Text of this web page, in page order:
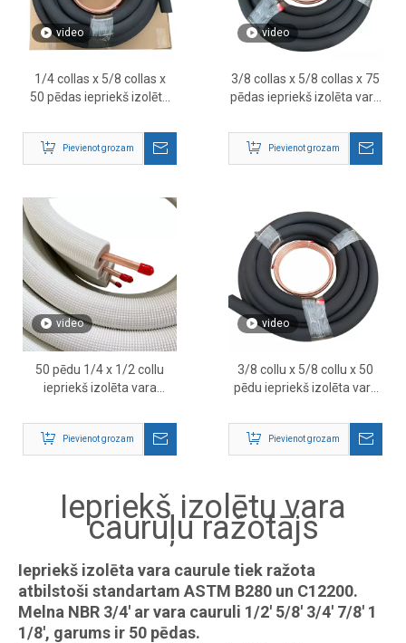
video
1/4 collas x 5/8 collas x
50 pēdas iepriekš izolēta
Pievienot grozam
video
3/8 collas x 5/8 collas x 75
pēdas iepriekš izolēta vara
Pievienot grozam
video
50 pēdu 1/4 x 1/2 collu
iepriekš izolēta vara
Pievienot grozam
video
3/8 collu x 5/8 collu x 50
pēdu iepriekš izolēta vara
Pievienot grozam
Iepriekš izolētu vara
cauruļu ražotājs
Iepriekš izolēta vara caurule tiek ražota
atbilstoši standartam ASTM B280 un C12200.
Melna NBR 3/4' ar vara cauruli 1/2' 5/8' 3/4' 7/8' 1
1/8', garums ir 50 pēdas.